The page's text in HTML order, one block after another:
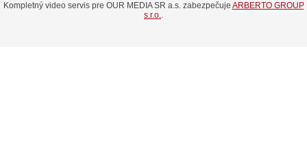
Kompletný video servis pre OUR MEDIA SR a.s. zabezpečuje ARBERTO GROUP
s.r.o..